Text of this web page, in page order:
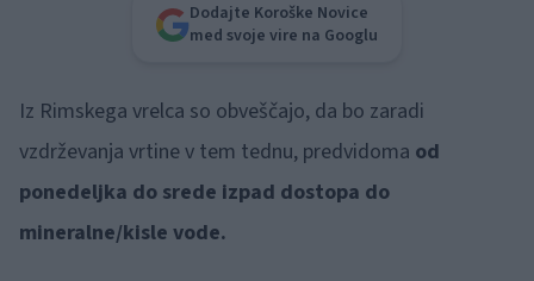
Dodajte Koroške Novice
med svoje vire na Googlu
Iz Rimskega vrelca so obveščajo, da bo zaradi
vzdrževanja vrtine v tem tednu, predvidoma od
ponedeljka do srede izpad dostopa do
mineralne/kisle vode.